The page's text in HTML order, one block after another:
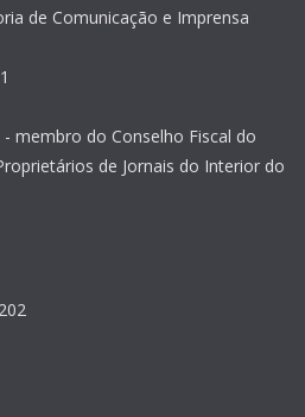
de Comunicação e Imprensa
membro do Conselho Fiscal do
de Jornais do Interior do